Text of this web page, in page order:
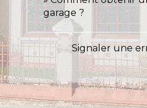
garage ?
Signaler une